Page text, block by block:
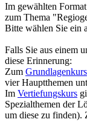
Im gewählten
zum Thema
Bitte wählen Sie ein
Falls Sie aus einem
diese Erinnerung:
Zum Grundlagenkurs
vier Hauptthemen
Im Vertiefungskurs
Spezialthemen der
um diese zu finden).